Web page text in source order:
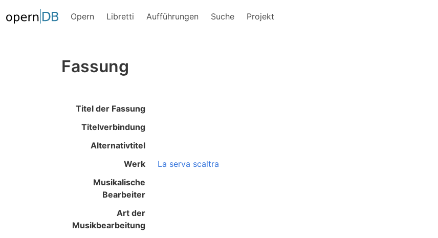
Opern Libretti Aufführungen Suche Projekt
Fassung
Titel der Fassung
Titelverbindung
Alternativtitel
Werk
La serva scaltra
Musikalische
Bearbeiter
Art der
Musikbearbeitung